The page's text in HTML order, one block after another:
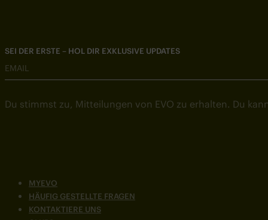
MYEVO
HÄUFIG GESTELLTE FRAGEN
KONTAKTIERE UNS
SEI DER ERSTE – HOL DIR EXKLUSIVE UPDATES
EMAIL
Du stimmst zu, Mitteilungen von EVO zu erhalten. Du